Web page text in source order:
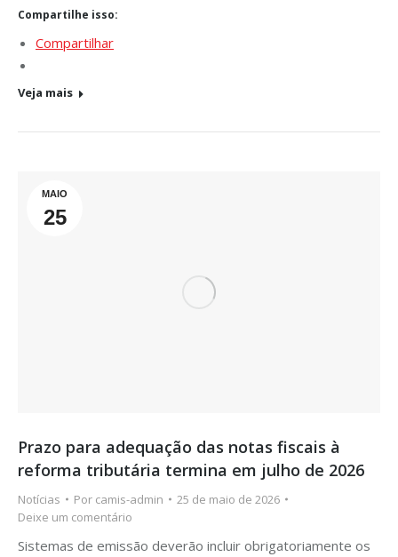
Compartilhe isso:
Compartilhar
Veja mais
MAIO
25
Prazo para adequação das notas fiscais à
reforma tributária termina em julho de 2026
Notícias Por camis-admin
25 de maio de 2026
Deixe um comentário
Sistemas de emissão deverão incluir obrigatoriamente os